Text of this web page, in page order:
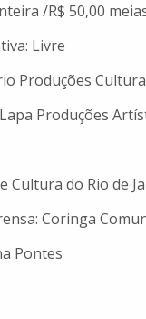
/R$ 50,00
Livre
Produções
Produções
Cultura do Rio de
Coringa
Pontes